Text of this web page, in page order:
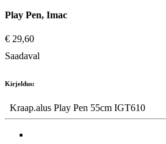
Play Pen, Imac
€ 29,60
Saadaval
Kirjeldus:
Kraap.alus Play Pen 55cm IGT610